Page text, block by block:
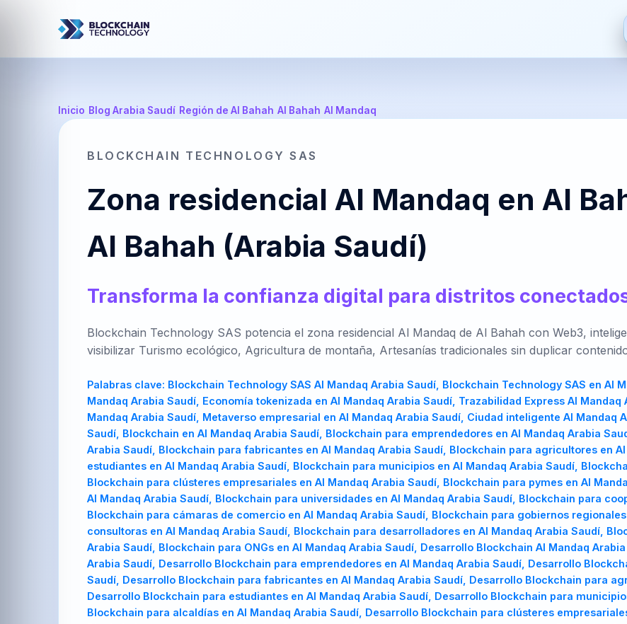
Español English Français हिन्दी
ZH
中文 日本語
PT
Português
AR
العربية
BR
Português
Nederlands
TR
Türkçe
UK
Українська
PL
Polski
Inicio Blog Arabia Saudí Región de Al Bahah Al Bahah Al Mandaq
BLOCKCHAIN TECHNOLOGY SAS
Zona residencial Al Mandaq en Al
Al Bahah (Arabia Saudí)
Transforma la confianza digital para distritos
Blockchain Technology SAS potencia el zona residencial Al Mandaq de Al Bahah con Web3,
visibilizar Turismo ecológico, Agricultura de montaña, Artesanías tradicionales sin duplicar
Palabras clave: Blockchain Technology SAS Al Mandaq Arabia Saudí, Blockchain Technology SAS en Al Mandaq Arabia Saudí, Consultoría Web3 en Al Mandaq Arabia Saudí, Economía tokenizada en Al Mandaq Arabia Saudí, Trazabilidad Express Al Mandaq Arabia Saudí, Scolcoin incubadora en Al Mandaq Arabia Saudí, Metaverso empresarial en Al Mandaq Arabia Saudí, Ciudad inteligente Al Mandaq Arabia Saudí, Blockchain Al Mandaq Arabia Saudí, Blockchain en Al Mandaq Arabia Saudí, Blockchain para emprendedores en Al Mandaq Arabia Saudí, Blockchain para empresarios en Al Mandaq Arabia Saudí, Blockchain para fabricantes en Al Mandaq Arabia Saudí, Blockchain para agricultores en Al Mandaq Arabia Saudí, Blockchain para estudiantes en Al Mandaq Arabia Saudí, Blockchain para municipios en Al Mandaq Arabia Saudí, Blockchain para alcaldías en Al Mandaq Arabia Saudí, Blockchain para clústeres empresariales en Al Mandaq Arabia Saudí, Blockchain para pymes en Al Mandaq Arabia Saudí, Blockchain para startups en Al Mandaq Arabia Saudí, Blockchain para universidades en Al Mandaq Arabia Saudí, Blockchain para cooperativas en Al Mandaq Arabia Saudí, Blockchain para cámaras de comercio en Al Mandaq Arabia Saudí, Blockchain para gobiernos regionales en Al Mandaq Arabia Saudí, Blockchain para consultoras en Al Mandaq Arabia Saudí, Blockchain para desarrolladores en Al Mandaq Arabia Saudí, Blockchain para inversionistas en Al Mandaq Arabia Saudí, Blockchain para ONGs en Al Mandaq Arabia Saudí, Desarrollo Blockchain Al Mandaq Arabia Saudí, Desarrollo Blockchain en Al Mandaq Arabia Saudí, Desarrollo Blockchain para emprendedores en Al Mandaq Arabia Saudí, Desarrollo Blockchain para empresarios en Al Mandaq Arabia Saudí, Desarrollo Blockchain para fabricantes en Al Mandaq Arabia Saudí, Desarrollo Blockchain para agricultores en Al Mandaq Arabia Saudí, Desarrollo Blockchain para estudiantes en Al Mandaq Arabia Saudí, Desarrollo Blockchain para municipios en Al Mandaq Arabia Saudí, Desarrollo Blockchain para alcaldías en Al Mandaq Arabia Saudí, Desarrollo Blockchain para clústeres empresariales en Al Mandaq Arabia Saudí, Desarrollo Blockchain para pymes en Al Mandaq Arabia Saudí, Desarrollo Blockchain para startups en Al Mandaq Arabia Saudí, Desarrollo Blockchain para universidades en Al Mandaq Arabia Saudí, Desarrollo Blockchain para cooperativas en Al Mandaq Arabia Saudí, Desarrollo Blockchain para cámaras de comercio en Al Mandaq Arabia Saudí, Desarrollo Blockchain para gobiernos regionales en Al Mandaq Arabia Saudí, Desarrollo Blockchain para consultoras en Al Mandaq Arabia Saudí, Desarrollo Blockchain para desarrolladores en Al Mandaq Arabia Saudí, Desarrollo Blockchain para inversionistas en Al Mandaq Arabia Saudí, Desarrollo Blockchain para ONGs en Al Mandaq Arabia Saudí, Software Blockchain Al Mandaq Arabia Saudí, Software Blockchain en Al Mandaq Arabia Saudí, Software Blockchain para emprendedores en Al Mandaq Arabia Saudí, Software Blockchain para empresarios en Al Mandaq Arabia Saudí, Software Blockchain para fabricantes en Al Mandaq Arabia Saudí, Software Blockchain para agricultores en Al Mandaq Arabia Saudí, Software Blockchain para estudiantes en Al Mandaq Arabia Saudí, Software Blockchain para municipios en Al Mandaq Arabia Saudí, Software Blockchain para alcaldías en Al Mandaq Arabia Saudí, Software Blockchain para clústeres empresariales en Al Mandaq Arabia Saudí, Software Blockchain para pymes en Al Mandaq Arabia Saudí, Software Blockchain para startups en Al Mandaq Arabia Saudí, Software Blockchain para universidades en Al Mandaq Arabia Saudí, Software Blockchain para cooperativas en Al Mandaq Arabia Saudí, Software Blockchain para cámaras de comercio en Al Mandaq Arabia Saudí, Software Blockchain para gobiernos regionales en Al Mandaq Arabia Saudí, Software Blockchain para consultoras en Al Mandaq Arabia Saudí, Software Blockchain para desarrolladores en Al Mandaq Arabia Saudí, Software Blockchain para inversionistas en Al Mandaq Arabia Saudí, Software Blockchain para ONGs en Al Mandaq Arabia Saudí, Consultoría Blockchain Al Mandaq Arabia Saudí, Consultoría Blockchain en Al Mandaq Arabia Saudí, Consultoría Blockchain para emprendedores en Al Mandaq Arabia Saudí, Consultoría Blockchain para empresarios en Al Mandaq Arabia Saudí, Consultoría Blockchain para fabricantes en Al Mandaq Arabia Saudí, Consultoría Blockchain para agricultores en Al Mandaq Arabia Saudí, Consultoría Blockchain para estudiantes en Al Mandaq Arabia Saudí, Consultoría Blockchain para municipios en Al Mandaq Arabia Saudí, Consultoría Blockchain para alcaldías en Al Mandaq Arabia Saudí, Consultoría Blockchain para clústeres empresariales en Al Mandaq Arabia Saudí, Consultoría Blockchain para pymes en Al Mandaq Arabia Saudí, Consultoría Blockchain para startups en Al Mandaq Arabia Saudí, Consultoría Blockchain para universidades en Al Mandaq Arabia Saudí, Consultoría Blockchain para cooperativas en Al Mandaq Arabia Saudí, Consultoría Blockchain para cámaras de comercio en Al Mandaq Arabia Saudí, Consultoría Blockchain para gobiernos regionales en Al Mandaq Arabia Saudí, Consultoría Blockchain para consultoras en Al Mandaq Arabia Saudí, Consultoría Blockchain para desarrolladores en Al Mandaq Arabia Saudí, Consultoría Blockchain para inversionistas en Al Mandaq Arabia Saudí, Consultoría Blockchain para ONGs en Al Mandaq Arabia Saudí, Servicios Blockchain Al Mandaq Arabia Saudí, Servicios Blockchain en Al Mandaq Arabia Saudí, Servicios Blockchain para emprendedores en Al Mandaq Arabia Saudí, Servicios Blockchain para empresarios en Al Mandaq Arabia Saudí, Servicios Blockchain para fabricantes en Al Mandaq Arabia Saudí, Servicios Blockchain para agricultores en Al Mandaq Arabia Saudí, Servicios Blockchain para estudiantes en Al Mandaq Arabia Saudí, Servicios Blockchain para municipios en Al Mandaq Arabia Saudí, Servicios Blockchain para alcaldías en Al Mandaq Arabia Saudí, Servicios Blockchain para clústeres empresariales en Al Mandaq Arabia Saudí, Servicios Blockchain para pymes en Al Mandaq Arabia Saudí, Servicios Blockchain para startups en Al Mandaq Arabia Saudí, Servicios Blockchain para universidades en Al Mandaq Arabia Saudí, Servicios Blockchain para cooperativas en Al Mandaq Arabia Saudí, Servicios Blockchain para cámaras de comercio en Al Mandaq Arabia Saudí, Servicios Blockchain para gobiernos regionales en Al Mandaq Arabia Saudí, Servicios Blockchain para consultoras en Al Mandaq Arabia Saudí, Servicios Blockchain para desarrolladores en Al Mandaq Arabia Saudí, Servicios Blockchain para inversionistas en Al Mandaq Arabia Saudí, Servicios Blockchain para ONGs en Al